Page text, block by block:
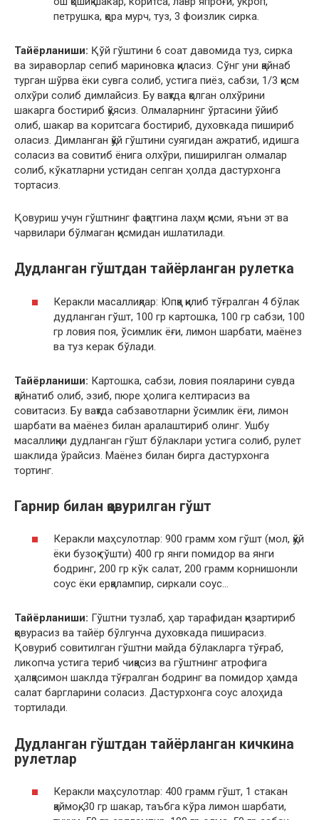
петрушка, қора мурч, туз, 3 фоизлик сирка.
Тайёрланиши: Қўй гўштини 6 соат давомида туз, сирка
ва зираворлар сепиб мариновка қиласиз. Сўнг уни қайнаб
турган шўрва ёки сувга солиб, устига пиёз, сабзи, 1/3 қисм
олхўри солиб димлайсиз. Бу вақтда қолган олхўрини
шакарга бостириб қўясиз. Олмаларнинг ўртасини ўйиб
олиб, шакар ва коритсага бостириб, духовкада пишириб
оласиз. Димланган қўй гўштини суягидан ажратиб, идишга
соласиз ва совитиб ёнига олхўри, пиширилган олмалар
солиб, кўкатларни устидан сепган ҳолда дастурхонга
тортасиз.
Қовуриш учун гўштнинг фақатгина лаҳм қисми, яъни эт ва
чарвилари бўлмаган қисмидан ишлатилади.
Дудланган гўштдан тайёрланган рулетка
Керакли масаллиқлар: Юпқа қилиб тўғралган 4 бўлак
дудланган гўшт, 100 гр картошка, 100 гр сабзи, 100
гр ловия поя, ўсимлик ёғи, лимон шарбати, маёнез
ва туз керак бўлади.
Тайёрланиши: Картошка, сабзи, ловия пояларини сувда
қайнатиб олиб, эзиб, пюре ҳолига келтирасиз ва
совитасиз. Бу вақтда сабзавотларни ўсимлик ёғи, лимон
шарбати ва маёнез билан аралаштириб олинг. Ушбу
масаллиқни дудланган гўшт бўлаклари устига солиб, рулет
шаклида ўрайсиз. Маёнез билан бирга дастурхонга
тортинг.
Гарнир билан қовурилган гўшт
Керакли маҳcулотлар: 900 грамм хом гўшт (мол, қўй
ёки бузоқ гўшти) 400 гр янги помидор ва янги
бодринг, 200 гр кўк салат, 200 грамм корнишонли
соус ёки ерқалампир, сиркали соус…
Тайёрланиши: Гўштни тузлаб, ҳар тарафидан қизартириб
қовурасиз ва тайёр бўлгунча духовкада пиширасиз.
Қовуриб совитилган гўштни майда бўлакларга тўғраб,
ликопча устига териб чиқасиз ва гўштнинг атрофига
ҳалқасимон шаклда тўғралган бодринг ва помидор ҳамда
салат баргларини соласиз. Дастурхонга соус алоҳида
тортилади.
Дудланган гўштдан тайёрланган кичкина
рулетлар
Керакли маҳсулотлар: 400 грамм гўшт, 1 стакан
қаймоқ, 30 гр шакар, таъбга кўра лимон шарбати,